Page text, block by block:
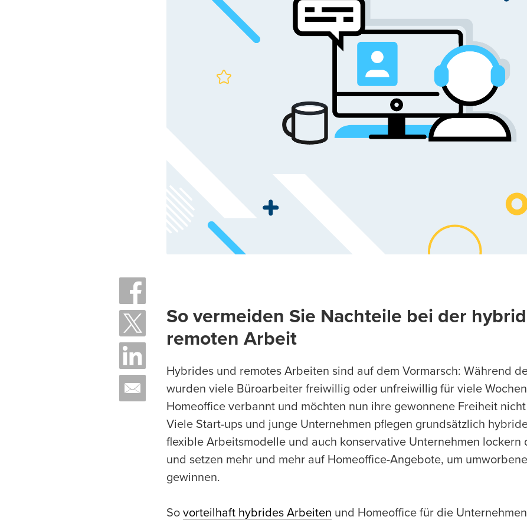
So vermeiden Sie Nachteile bei der
remoten Arbeit
Hybrides und remotes Arbeiten sind auf dem Vormarsch: Während
wurden viele Büroarbeiter freiwillig oder unfreiwillig für viele
Homeoffice verbannt und möchten nun ihre gewonnene Freiheit
Viele Start-ups und junge Unternehmen pflegen grundsätzlich
flexible Arbeitsmodelle und auch konservative Unternehmen lockern
und setzen mehr und mehr auf Homeoffice-Angebote, um
gewinnen.
So vorteilhaft hybrides Arbeiten und Homeoffice für die